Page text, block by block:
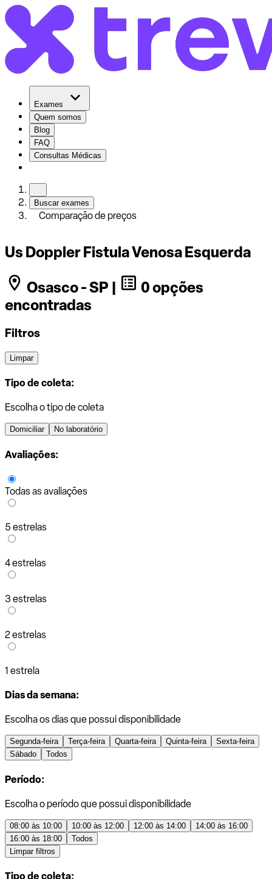
Exames
Quem somos
Blog
FAQ
Consultas Médicas
Buscar exames
Comparação de preços
Us Doppler Fistula Venosa Esquerda
Osasco - SP |
0 opções
encontradas
Filtros
Limpar
Tipo de coleta:
Escolha o tipo de coleta
Domiciliar No laboratório
Avaliações:
Todas as avaliações
5 estrelas
4 estrelas
3 estrelas
2 estrelas
1 estrela
Dias da semana:
Escolha os dias que possui disponibilidade
Segunda-feira Terça-feira Quarta-feira Quinta-feira
Sexta-feira
Sábado
Todos
Período:
Escolha o período que possui disponibilidade
08:00 às 10:00 10:00 às 12:00 12:00 às 14:00
14:00 às 16:00
16:00 às 18:00
Todos
Limpar filtros
Tipo de coleta: